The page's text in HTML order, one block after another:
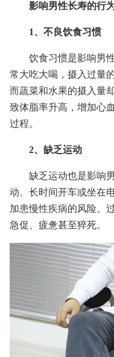
影响男性长寿的行
1、不良饮食习惯
饮食习惯是影响男
常大吃大喝，摄入过量
而蔬菜和水果的摄入量
致体脂率升高，增加心
过程。
2、缺乏运动
缺乏运动也是影响
动、长时间开车或坐在
加患慢性疾病的风险。
急促、疲惫甚至猝死。